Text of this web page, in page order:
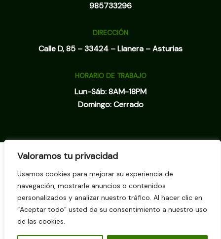
Valoramos tu privacidad
Usamos cookies para mejorar su experiencia de
navegación, mostrarle anuncios o contenidos
personalizados y analizar nuestro tráfico. Al hacer clic en
“Aceptar todo” usted da su consentimiento a nuestro uso
de las cookies.
985733296
DIRECCIÓN
Calle D, 85 – 33424 – Llanera – Asturias
HORARIO DE TRABAJO
Lun-Sáb: 8AM-18PM
Domingo: Cerrado
Inicio
Nosotros
Servicios
Blog